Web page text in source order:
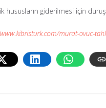
hususların giderilmesi için
murat-ovuc-